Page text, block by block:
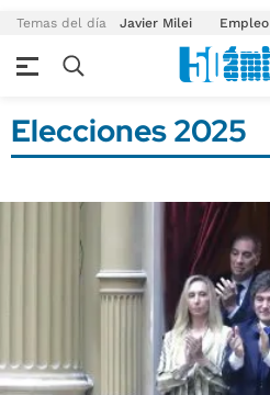
Temas del día Javier Milei Empleo
Elecciones 2025